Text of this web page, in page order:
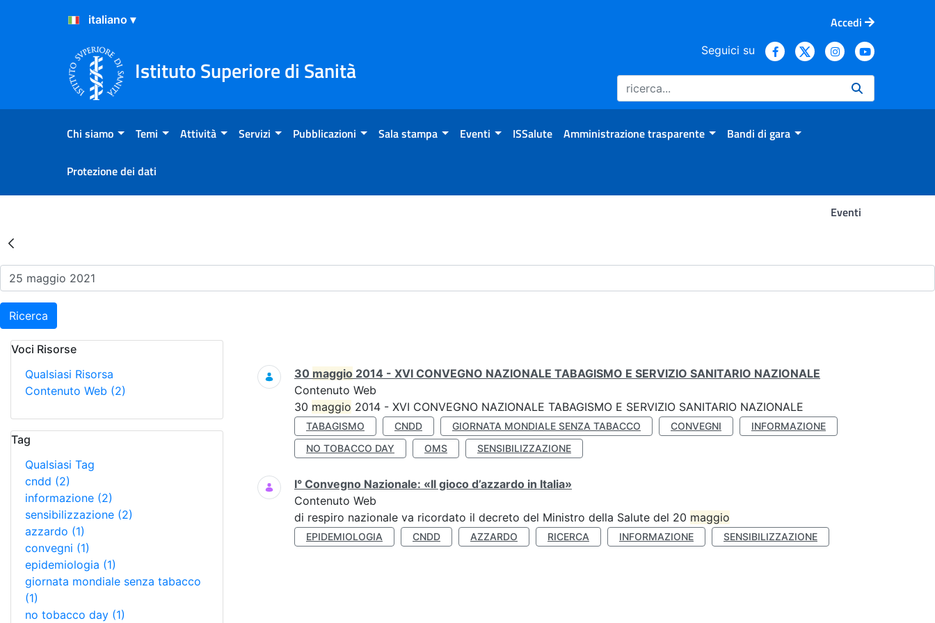
Salta al Contenuto
Salta al Footer
Accedi
Istituto Superiore di Sanità
Seguici su
Chi siamo Temi Attività Servizi Pubblicazioni Sala stampa Eventi ISSalute Amministrazione trasparente Bandi di gara
Protezione dei dati
Eventi
Risultati della Ricerca - Eventi
Ricerca
Voci Risorse
Qualsiasi Risorsa
Contenuto Web (2)
Tag
Qualsiasi Tag
cndd (2)
informazione (2)
sensibilizzazione (2)
azzardo (1)
convegni (1)
epidemiologia (1)
giornata mondiale senza tabacco
(1)
no tobacco day (1)
Ricerca
30 maggio 2014 - XVI CONVEGNO NAZIONALE TABAGISMO E SERVIZIO SANITARIO NAZIONALE
Contenuto Web
30 maggio 2014 - XVI CONVEGNO NAZIONALE TABAGISMO E SERVIZIO SANITARIO NAZIONALE
TABAGISMO CNDD GIORNATA MONDIALE SENZA TABACCO CONVEGNI
INFORMAZIONE
NO TOBACCO DAY
OMS SENSIBILIZZAZIONE
I° Convegno Nazionale: «Il gioco d’azzardo in Italia»
Contenuto Web
di respiro nazionale va ricordato il decreto del Ministro della Salute del 20 maggio
EPIDEMIOLOGIA CNDD AZZARDO RICERCA INFORMAZIONE SENSIBILIZZAZIONE